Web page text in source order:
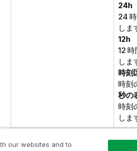
24h
24
しま
12h
12
しま
時刻
時刻
秒の
時刻
しま
our websites and to